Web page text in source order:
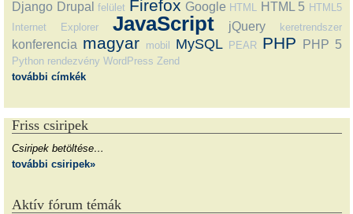
Django Drupal felület Firefox Google HTML HTML 5 HTML5
Internet Explorer
JavaScript jQuery keretrendszer
konferencia magyar mobil MySQL PEAR PHP PHP 5
Python rendezvény WordPress Zend
további címkék
Friss csiripek
Csiripek betöltése…
további csiripek»
Aktív fórum témák